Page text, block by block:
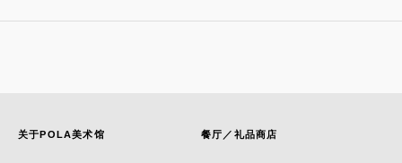
关于POLA美术馆 餐厅／礼品商店